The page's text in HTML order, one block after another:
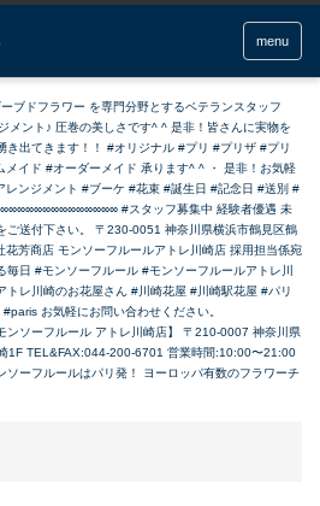
menu
ブドフラワー を専門分野とするベテランスタッフ
メント♪ 圧巻の美しさです^ ^ 是非！皆さんに実物を
き出てきます！！ #オリジナル #プリ #プリザ #プリ
イド #オーダーメイド 承ります^ ^ ・ 是非！お気軽
レンジメント #ブーケ #花束 #誕生日 #記念日 #送別 #
#スタッフ募集中 経験者優遇 未
ご送付下さい。 〒230-0051 神奈川県横浜市鶴見区鶴
芳商店 モンソーフルールアトレ川崎店 採用担当係宛
日 #モンソーフルール #モンソーフルールアトレ川
レ川崎のお花屋さん #川崎花屋 #川崎駅花屋 #パリ
お気軽にお問い合わせください。
ルール アトレ川崎店】 〒210-0007 神奈川県
1F TEL&FAX:044-200-6701 営業時間:10:00〜21:00
ールはパリ発！ ヨーロッパ有数のフラワーチ